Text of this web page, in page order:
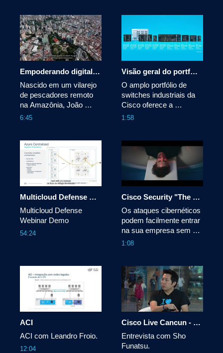
AI tools, and the internet.
Enforce modern zero
trust security for all
users. Provide deep
visibility, control, an
world.
Empoderando digitalmente comunidades remotas da Amazônia
Nascido em um vilarejo
de pescadores remoto
na Amazônia, João
sempre buscou maiores
apoio da Cisco
Networking Academy,
agora ele leva
habilidades digitais para
sua cidade natal.
StoryWorks
6:45
Visão geral do portfólio de switches industriais da Cisco
O amplo portfólio de
switches industriais da
Cisco oferece a
segurança,
precisa para liberar
incríveis possibilidades e
benefícios da IoT.
1:58
Multicloud Defense Webinar Demo
Multicloud Defense
Webinar Demo
54:24
Cisco Security "The Hacker"
Os ataques cibernéticos
podem facilmente entrar
na sua empresa sem
que ninguém perceba.As
los. Nossas soluções
podem proteger toda a
sua empresa, desde a
rede.Porque se estiver
conectado, você está
1:08
ACI
ACI com Leandro Froio.
12:04
Cisco Live Cancun - Hyperflex
Entrevista com Sho
Funatsu.